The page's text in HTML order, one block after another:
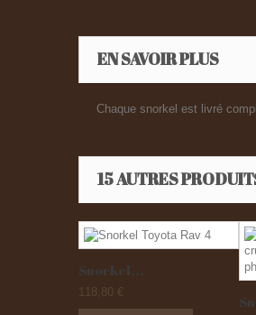
EN SAVOIR PLUS
Chaque snorkel est livré
15 AUTRES
Snorkel...
118,80 €